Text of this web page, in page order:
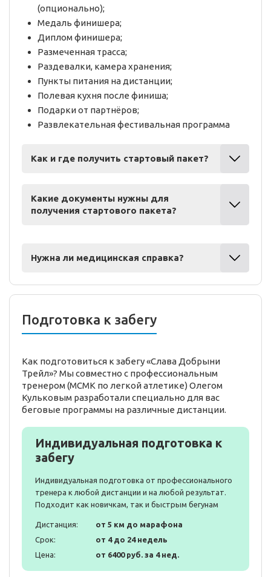
(опционально);
Медаль финишера;
Диплом финишера;
Размеченная трасса;
Раздевалки, камера хранения;
Пункты питания на дистанции;
Полевая кухня после финиша;
Подарки от партнёров;
Развлекательная фестивальная программа
Как и где получить стартовый пакет?
Какие документы нужны для
получения стартового пакета?
Нужна ли медицинская справка?
Подготовка к забегу
Как подготовиться к забегу «Слава Добрыни
Трейл»? Мы совместно с профессиональным
тренером (МСМК по легкой атлетике) Олегом
Кульковым разработали специально для вас
беговые программы на различные дистанции.
Индивидуальная подготовка к
забегу
Индивидуальная подготовка от профессионального
тренера к любой дистанции и на любой результат.
Подходит как новичкам, так и быстрым бегунам
Дистанция:
от 5 км до марафона
Срок:
от 4 до 24 недель
Цена:
от 6400 руб. за 4 нед.